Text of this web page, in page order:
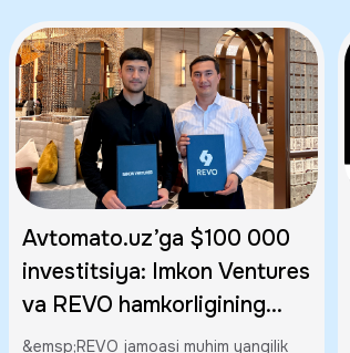
Avtomato.uz’ga $100 000
investitsiya: Imkon Ventures
va REVO hamkorligining
yangi bosqichi
&emsp;REVO jamoasi muhim yangilik